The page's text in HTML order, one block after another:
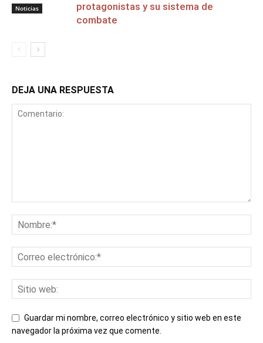
Noticias
protagonistas y su sistema de
combate
DEJA UNA RESPUESTA
Guardar mi nombre, correo electrónico y sitio web en este
navegador la próxima vez que comente.